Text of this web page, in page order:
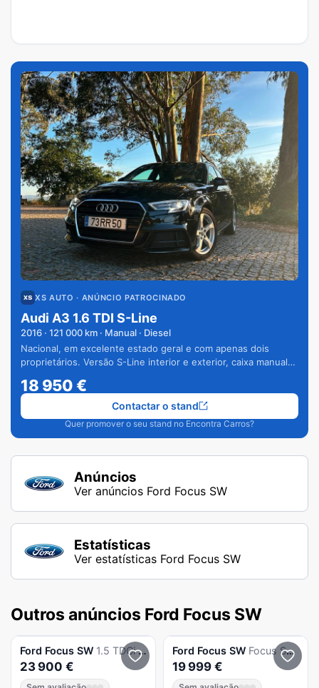
XS AUTO · ANÚNCIO PATROCINADO
Audi A3 1.6 TDI S-Line
2016 · 121 000 km · Manual · Diesel
Nacional, em excelente estado geral e com apenas dois
proprietários. Versão S-Line interior e exterior, caixa manual
18 950€
Quer promover o seu stand no Encontra Carros?
Contactar o stand
Anúncios
Ver anúncios Ford Focus SW
Estatísticas
Ver estatísticas Ford Focus SW
Outros anúncios Ford Focus SW
Ford Focus SW 1.5 TDCi EcoBlue ST-Line Aut.
23 900 €
Ford Focus SW Focus Sw 1.0 Ecoboost Mhev St-Line X Aut.
19 999 €